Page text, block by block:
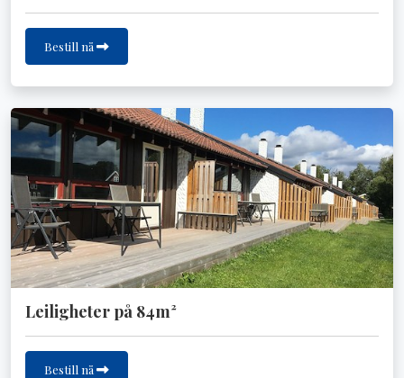
Bestill nå
Leiligheter på 84m²
Bestill nå